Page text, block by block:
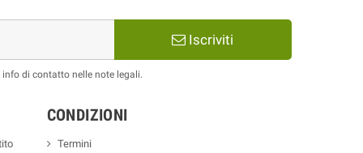
Iscriviti
di contatto nelle note legali.
CONDIZIONI
Termini